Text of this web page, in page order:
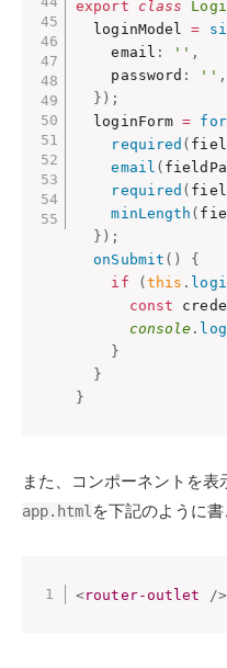
export
class
  loginModel
=
    email
: '' ,
    password
: '' ,
} ) ;
  loginForm
=
required (
email (
required (
minLength (
} ) ;
onSubmit ( )
{
if
( this .
const
console . log
}
}
}
また、コンポーネントを
app.htmlを下記のように書
<router-outlet />